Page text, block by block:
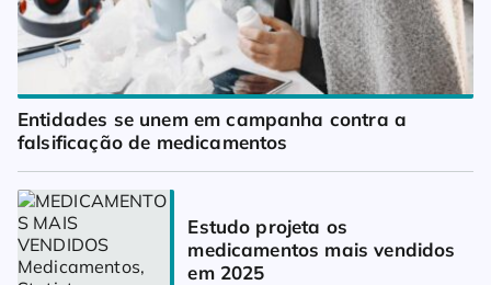
Entidades se unem em campanha contra a
falsificação de medicamentos
Estudo projeta os
medicamentos mais vendidos
em 2025